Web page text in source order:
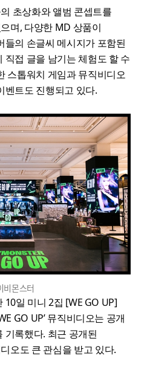
초상화와 앨범 콘셉트를
며, 다양한 MD 상품이
들의 손글씨 메시지가 포함된
직접 글을 남기는 체험도 할 수
스톱워치 게임과 뮤직비디오
벤트도 진행되고 있다.
비몬스터
일 미니 2집 [WE GO UP]
GO UP’ 뮤직비디오는 공개
기록했다. 최근 공개된
오도 큰 관심을 받고 있다.